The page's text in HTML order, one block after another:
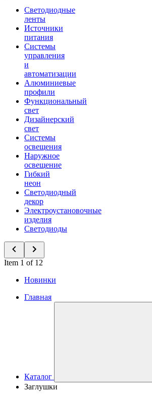
Светодиодные
ленты
Источники
питания
Системы
управления
и
автоматизации
Алюминиевые
профили
Функциональный
свет
Дизайнерский
свет
Системы
освещения
Наружное
освещение
Гибкий
неон
Светодиодный
декор
Электроустановочные
изделия
Светодиоды
Item 1 of 12
Новинки
Главная
Каталог
Заглушки